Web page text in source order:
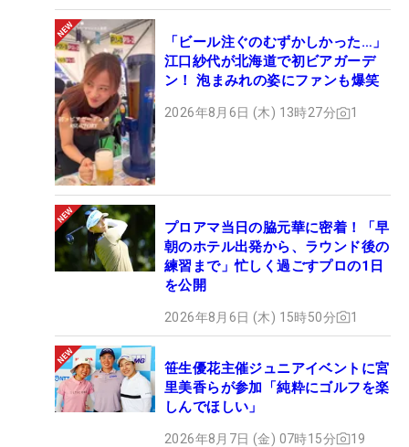
「ビール注ぐのむずかしかった…」
江口紗代が北海道で初ビアガーデ
ン！ 泡まみれの姿にファンも爆笑
2026年8月6日 (木) 13時27分 1
プロアマ当日の脇元華に密着！「早
朝のホテル出発から、ラウンド後の
練習まで」忙しく過ごすプロの1日
を公開
2026年8月6日 (木) 15時50分 1
笹生優花主催ジュニアイベントに宮
里美香らが参加「純粋にゴルフを楽
しんでほしい」
2026年8月7日 (金) 07時15分 19